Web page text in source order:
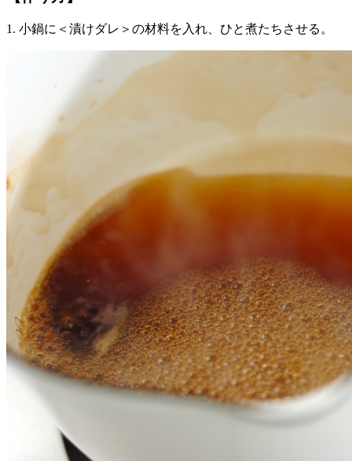
1. 小鍋に＜漬けダレ＞の材料を入れ、ひと煮たちさせる。